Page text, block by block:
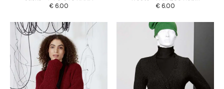
€ 6.00
€ 6.00